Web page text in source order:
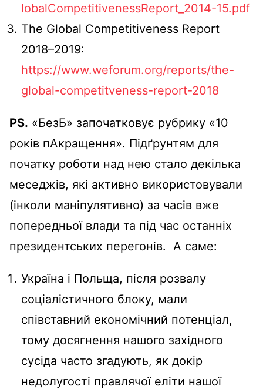
lobalCompetitivenessReport_2014-15.pdf
The Global Competitiveness Repоrt
2018–2019:
https://www.weforum.org/reports/the-
global-competitveness-report-2018
PS. «БезБ» започатковує рубрику «10
років пАкращення». Підґрунтям для
початку роботи над нею стало декілька
меседжів, які активно використовували
(інколи маніпулятивно) за часів вже
попередньої влади та під час останніх
президентських перегонів. А саме:
Україна і Польща, після розвалу
соціалістичного блоку, мали
співставний економічний потенціал,
тому досягнення нашого західного
сусіда часто згадують, як докір
недолугості правлячої еліти нашої